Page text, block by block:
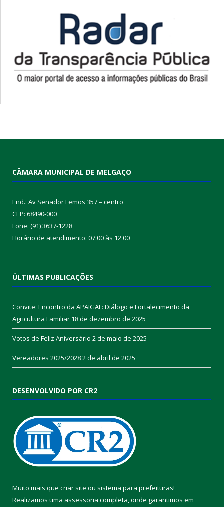
CÂMARA MUNICIPAL DE MELGAÇO
End.: Av Senador Lemos 357 – centro
CEP: 68490-000
Fone: (91) 3637-1228
Horário de atendimento: 07:00 às 12:00
ÚLTIMAS PUBLICAÇÕES
Convite: Encontro da APAIGAL: Diálogo e Fortalecimento da
Agricultura Familiar 18 de dezembro de 2025
Votos de Feliz Aniversário 2 de maio de 2025
Vereadores 2025/20282 de abril de 2025
DESENVOLVIDO POR CR2
Muito mais que criar site ou sistema para prefeituras!
Realizamos uma assessoria completa, onde garantimos em